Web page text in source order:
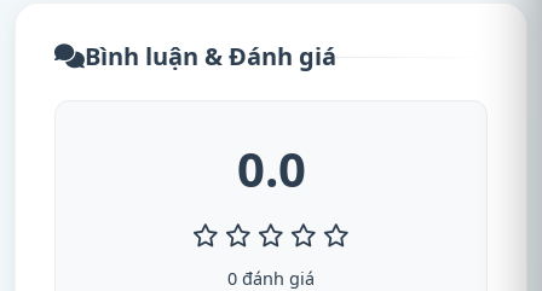
Bình luận & Đánh giá
0.0
0 đánh giá